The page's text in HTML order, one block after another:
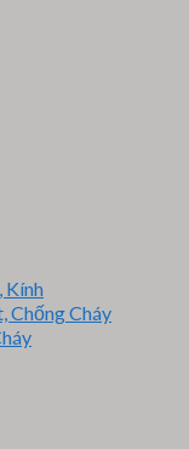
Kính
Chống Cháy